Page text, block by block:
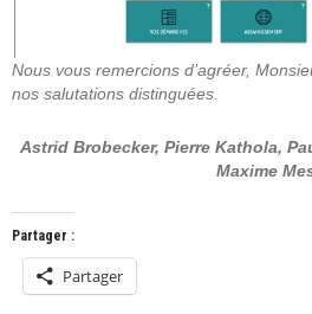
Nous vous remercions d’agréer,
nos salutations distinguées.
Astrid Brobecker, Pierre Kathola,
Maxime
Partager :
Partager